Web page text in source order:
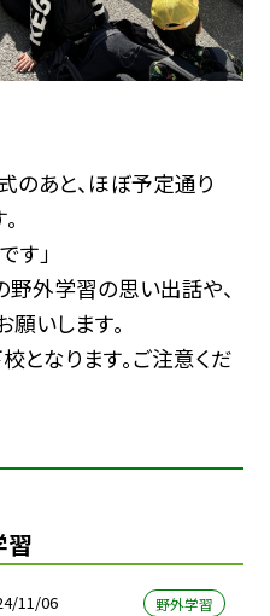
のあと、ほぼ予定通り
す」
野外学習の思い出話や、
いします。
となります。ご注意くだ
習
11/06 野外学習